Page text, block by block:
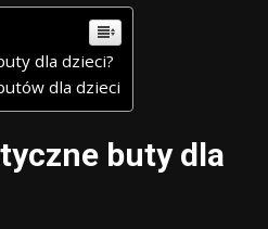
dla dzieci?
dla dzieci
buty dla